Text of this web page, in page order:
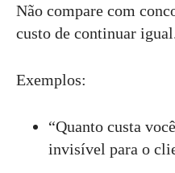
Não compare com
custo de continuar
Exemplos:
“Quanto custa
invisível para o